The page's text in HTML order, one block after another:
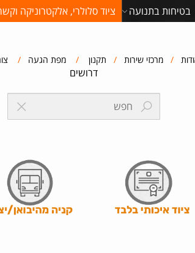
/ מרכזי שירות / תקנון / מפת הגעה /
דרושים
בטיחות בתנועה ציוד סלולרי, אלקטרוניקה